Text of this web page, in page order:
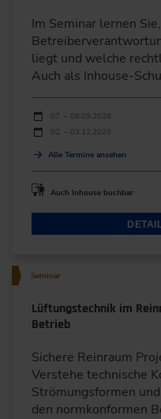
Im Seminar lernen
liegt und welche
Auch als Inhouse-
Durchführungen
Veranstaltungsdatum
07. – 08.09.2026
02. – 03.12.2026
Alle Termine ansehen
Auch Inhouse buchbar
Seminar
Lüftungstechnik im
Betrieb
Sichere Reinraum
Verstehe technische
Strömungsformen
den normkonformen